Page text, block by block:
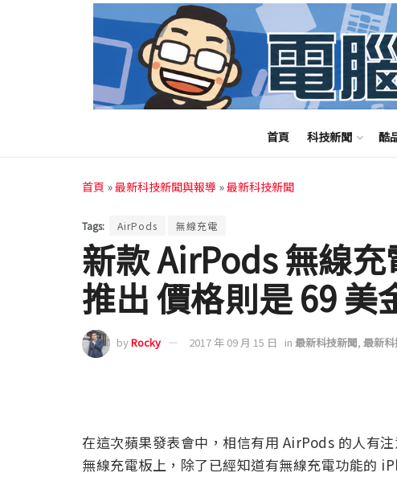
首頁 科技新聞 酷
首頁 »最新科技新聞與報導 »最新科技新聞
Tags: AirPods 無線充電
新款 AirPods 無線
推出 價格則是 69 美
byRocky 2017 年 09 月 15 日 in 最新科技新聞, 最新
在這次蘋果發表會中，相信有用 AirPods 的人有
無線充電板上，除了已經知道有無線充電功能的